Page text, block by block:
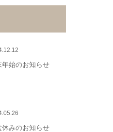
年始のお知らせ
休みのお知らせ